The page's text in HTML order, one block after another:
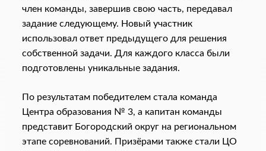
член команды, завершив свою часть, передавал
задание следующему. Новый участник
использовал ответ предыдущего для решения
собственной задачи. Для каждого класса были
подготовлены уникальные задания.
По результатам победителем стала команда
Центра образования № 3, а капитан команды
представит Богородский округ на региональном
этапе соревнований. Призёрами также стали ЦО